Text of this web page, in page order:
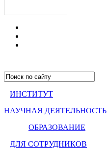
ИНСТИТУТ
НАУЧНАЯ ДЕЯТЕЛЬНОСТЬ
ОБРАЗОВАНИЕ
ДЛЯ СОТРУДНИКОВ